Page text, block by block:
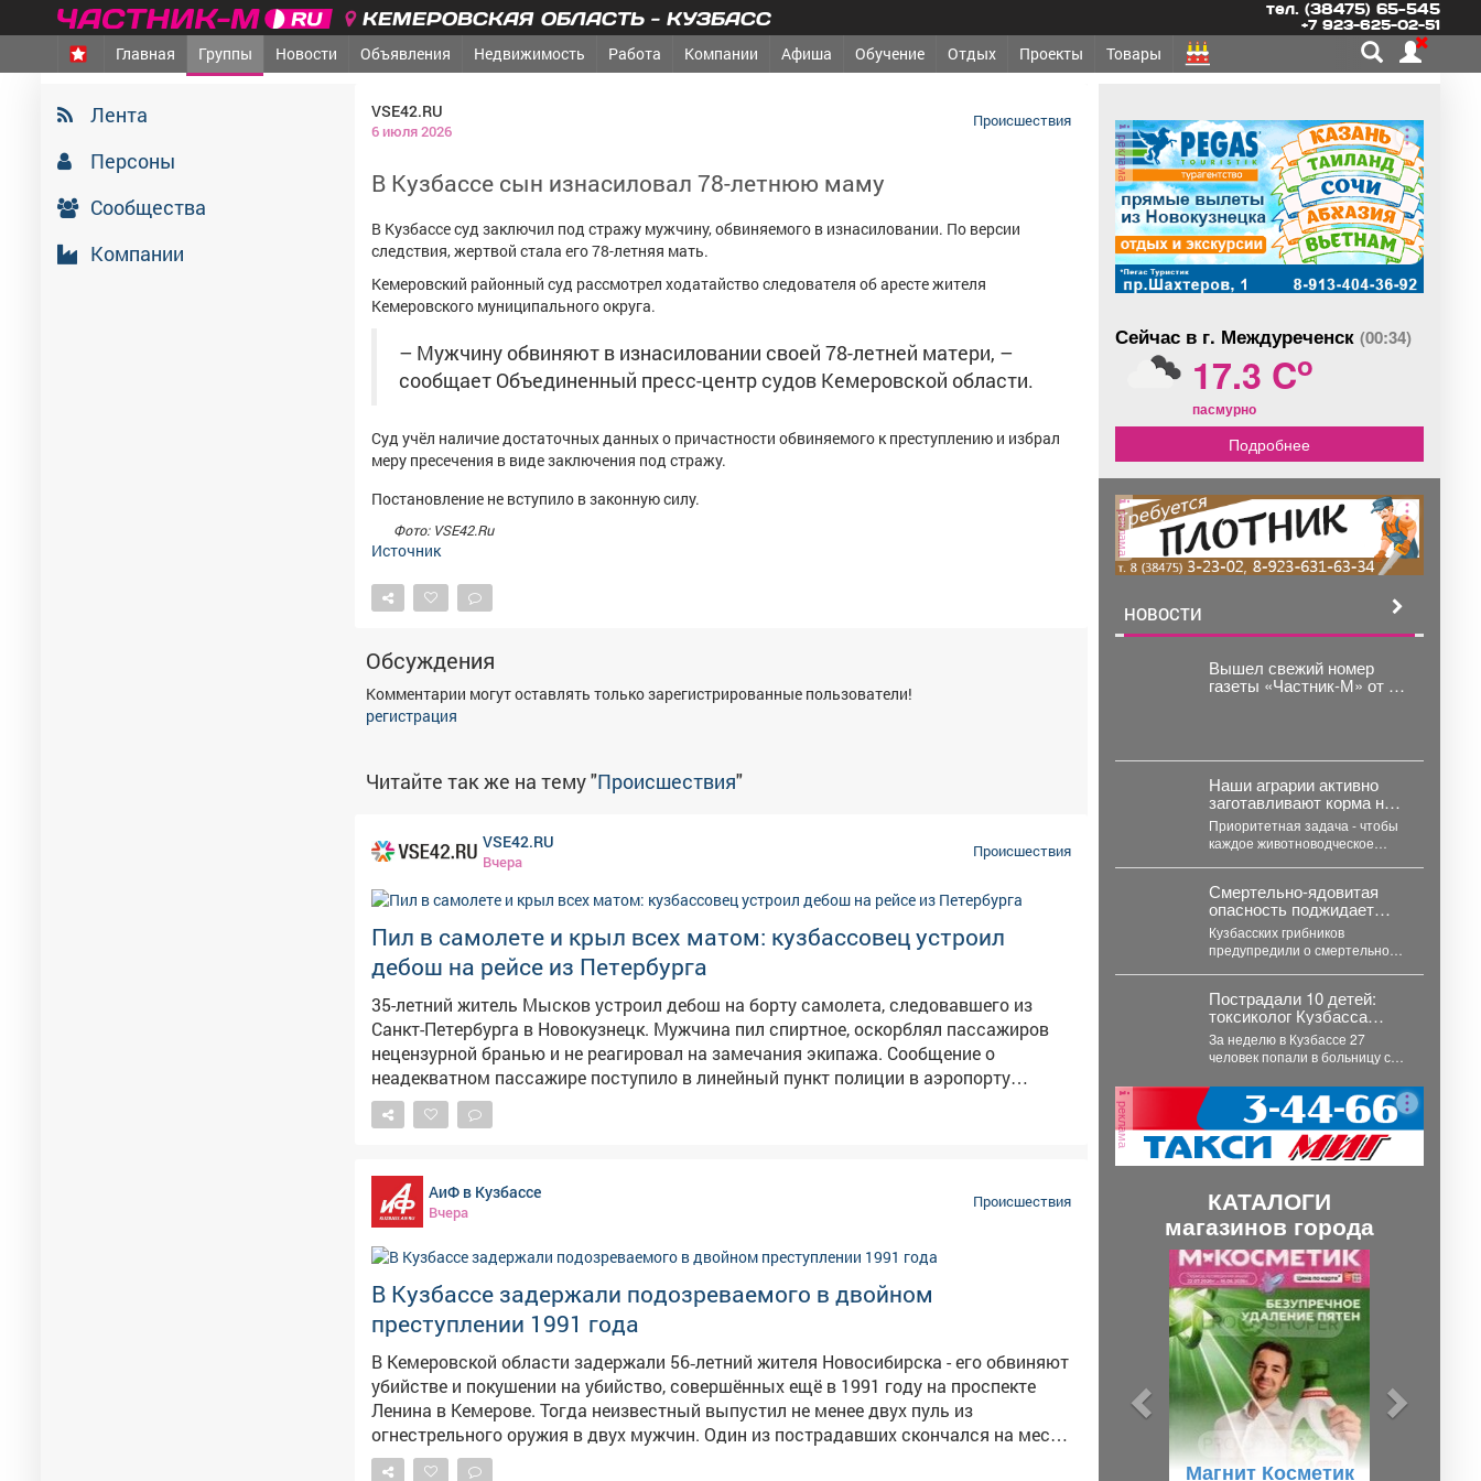
КЕМЕРОВСКАЯ ОБЛАСТЬ - КУЗБАСС тел. (38475) 65-545
+7 923-625-02-51
Главная Группы Новости Объявления Недвижимость Работа Компании Афиша Обучение Отдых Проекты Товары
Лента
Персоны
Сообщества
Компании
VSE42.RU
6 июля 2026
Происшествия
В Кузбассе сын изнасиловал 78-летнюю маму
В Кузбассе суд заключил под стражу мужчину, обвиняемого в изнасиловании. По версии
следствия, жертвой стала его 78-летняя мать.
Кемеровский районный суд рассмотрел ходатайство следователя об аресте жителя
Кемеровского муниципального округа.
– Мужчину обвиняют в изнасиловании своей 78-летней матери, –
сообщает Объединенный пресс-центр судов Кемеровской области.
Суд учёл наличие достаточных данных о причастности обвиняемого к преступлению и избрал
меру пресечения в виде заключения под стражу.
Постановление не вступило в законную силу.
Фото: VSE42.Ru
Источник
Обсуждения
Комментарии могут оставлять только зарегистрированные пользователи!
регистрация
Читайте так же на тему "Происшествия"
VSE42.RU
Вчера
Происшествия
Пил в самолете и крыл всех матом: кузбассовец устроил
дебош на рейсе из Петербурга
35-летний житель Мысков устроил дебош на борту самолета, следовавшего из
Санкт-Петербурга в Новокузнецк. Мужчина пил спиртное, оскорблял пассажиров
нецензурной бранью и не реагировал на замечания экипажа. Сообщение о
неадекватном пассажире поступило в линейный пункт полиции в аэропорту
Новокузнецка от диспетчера. Речь шла о рейсе, вылетевшем из Санкт-Петербурга.
Представитель авиакомпании отказал 35-летнему жителю Мысков в дальнейшем
полета мужчина оскорблял окружающих с использованием нецензурной лексики,
игнорировал замечания работников авиакомпании, проявлял агрессию и распивал
спиртные напитки прямо в салоне. Нарушителя задержали, медицинское
освидетельствование подтвердило алкогольное опьянение. В отношении
дебошира составили протокол по ч. 1 ст. 20.1 КоАП РФ "Мелкое хулиганство" и
назначили административный штраф.
АиФ в Кузбассе
Вчера
Происшествия
В Кузбассе задержали подозреваемого в двойном
преступлении 1991 года
В Кемеровской области задержали 56‑летний жителя Новосибирска - его обвиняют
убийстве и покушении на убийство, совершённых ещё в 1991 году на проспекте
Ленина в Кемерове. Тогда неизвестный выпустил не менее двух пуль из
огнестрельного оружия в двух мужчин. Один из пострадавших скончался на месте,
второй получил ранения в живот и правое бедро, но выжил благодаря вовремя
реклама
Сейчас в г. Междуреченск (00:34)
17.3 Co
пасмурно
Подробнее
реклама
НОВОСТИ
Вышел свежий номер
газеты «Частник-М» от 28
Наши аграрии активно
заготавливают корма на
предстоящий сезон.
Приоритетная задача - чтобы
каждое животноводческое
Смертельно-ядовитая
опасность поджидает
кузбассовцев в лесу: что
прячется под листвой
Кузбасских грибников
предупредили о смертельной
грибного сезона. Как...
Пострадали 10 детей:
токсиколог Кузбасса
назвал главные яды
недели
За неделю в Кузбассе 27
человек попали в больницу с
них 10...
реклама
КАТАЛОГИ
магазинов города
Магнит Косметик